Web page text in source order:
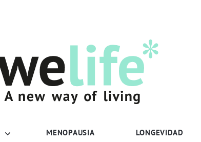
MENOPAUSIA LONGEVIDAD